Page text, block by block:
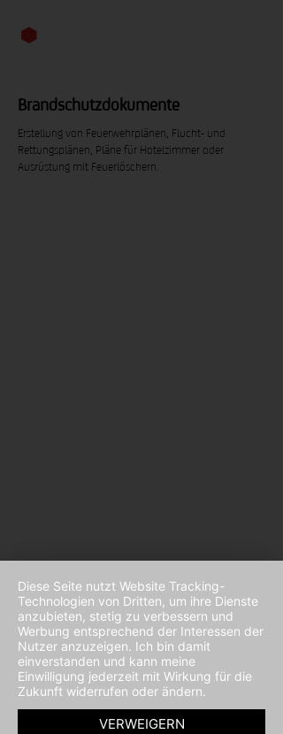
Brandschutzdokumente
Erstellung von Feuerwehrplänen, Flucht- und
Rettungsplänen, Pläne für Hotelzimmer oder
Ausrüstung mit Feuerlöschern.
Diese Seite nutzt Website Tracking-
Technologien von Dritten, um ihre Dienste
anzubieten, stetig zu verbessern und
Werbung entsprechend der Interessen der
Nutzer anzuzeigen. Ich bin damit
einverstanden und kann meine
Einwilligung jederzeit mit Wirkung für die
Zukunft widerrufen oder ändern.
VERWEIGERN